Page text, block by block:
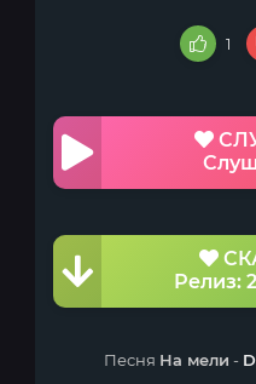
1
Релиз:
Песня На мели -